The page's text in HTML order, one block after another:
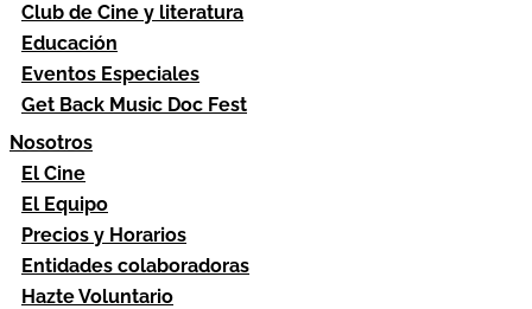
Club de Cine y literatura
Educación
Eventos Especiales
Get Back Music Doc Fest
Nosotros
El Cine
El Equipo
Precios y Horarios
Entidades colaboradoras
Hazte Voluntario